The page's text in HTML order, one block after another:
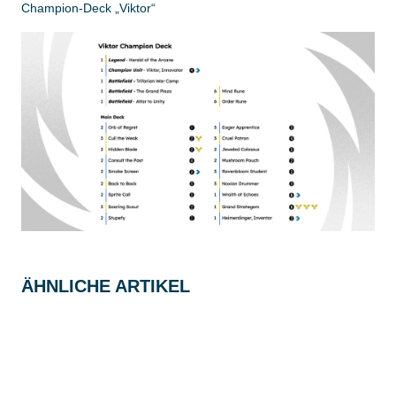
Champion-Deck „Viktor“
ÄHNLICHE ARTIKEL